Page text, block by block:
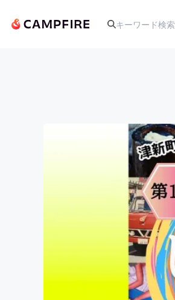
アート・写真
テクノロジ
映像・映画
ビジネス・起
まちづくり・